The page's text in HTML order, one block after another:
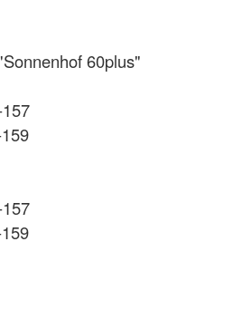
60plus"